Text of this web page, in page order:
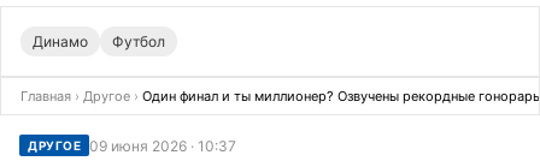
Динамо Футбол
Главная › Другое › Один финал и ты миллионер? Озвучены рекордные
ДРУГОЕ 09 июня 2026 · 10:37